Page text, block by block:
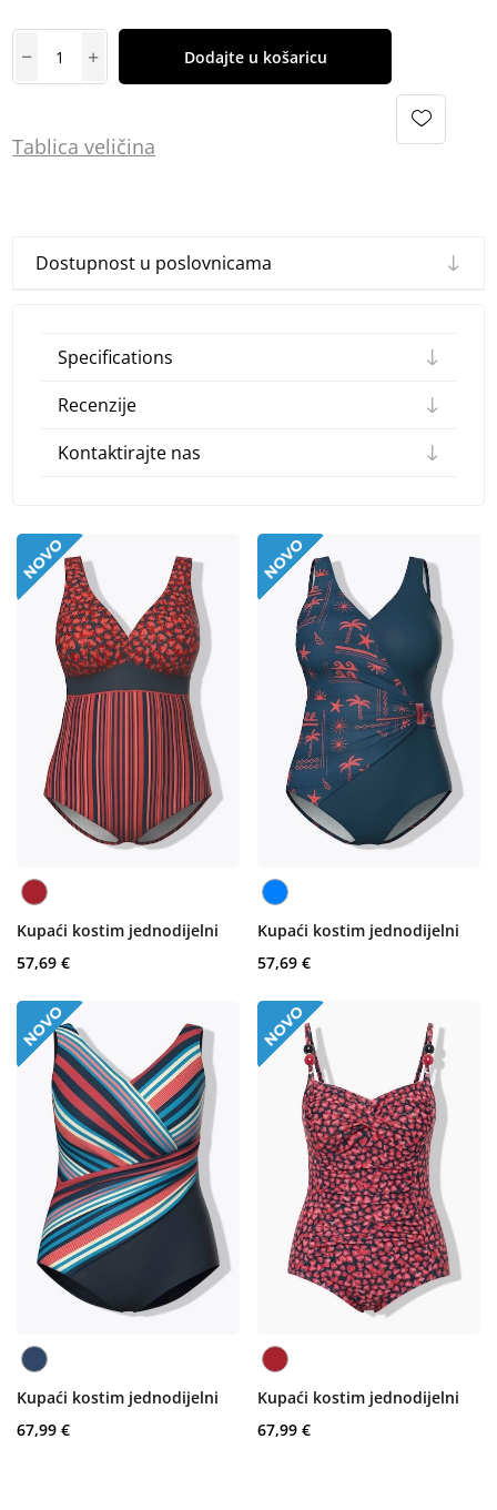
Dodajte u košaricu
Tablica veličina
Dostupnost u poslovnicama
Specifications
Recenzije
Kontaktirajte nas
Kupaći kostim jednodijelni
57,69 €
Kupaći kostim jednodijelni
57,69 €
Kupaći kostim jednodijelni
67,99 €
Kupaći kostim jednodijelni
67,99 €